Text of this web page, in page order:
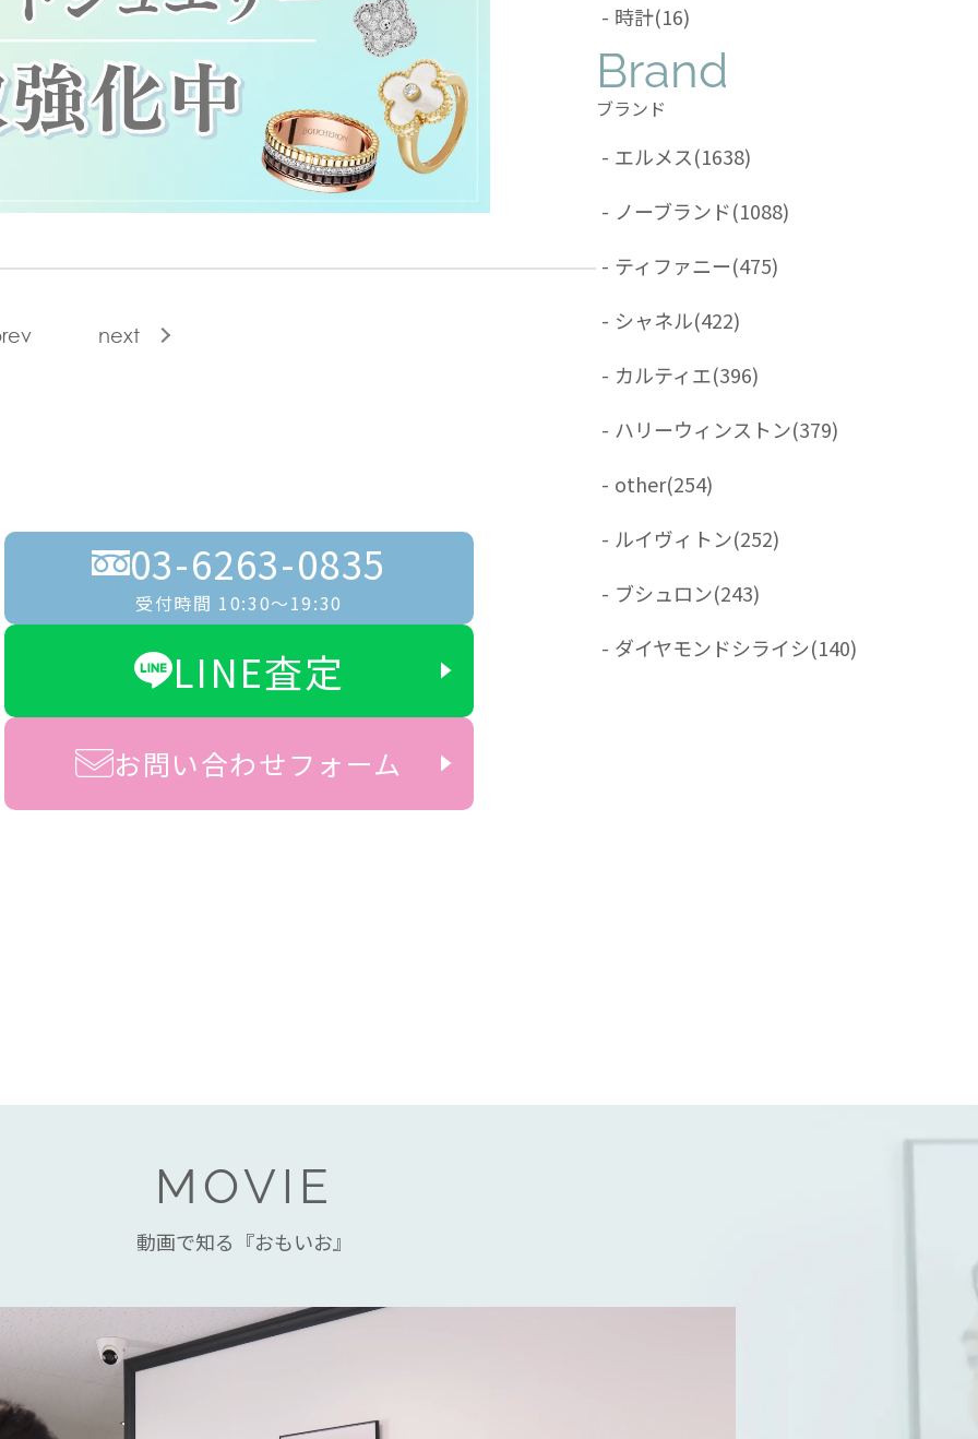
next
03-6263-0835
受付時間 10:30〜19:30
LINE査定
お問い合わせフォーム
- 時計(16)
Brand
ブランド
- エルメス(1638)
- ノーブランド(1088)
- ティファニー(475)
- シャネル(422)
- カルティエ(396)
- ハリーウィンストン(379)
- other(254)
- ルイヴィトン(252)
- ブシュロン(243)
- ダイヤモンドシライシ(140)
MOVIE
動画で知る『おもいお』